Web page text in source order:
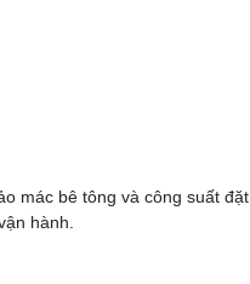
mác bê tông và công suất đặt.
hành.